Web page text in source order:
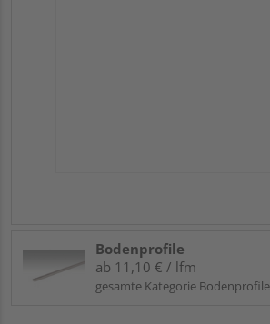
Bodenprofile
ab 11,10 € / lfm
gesamte Kategorie